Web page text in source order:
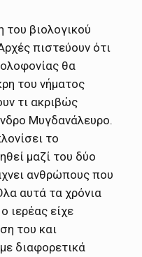
βιολογικού
πιστεύουν ότι
θα
του νήματος
τι ακριβώς
Μυγδανάλευρο.
το
μαζί του δύο
ανθρώπους που
αυτά τα χρόνια
ιερέας είχε
του και
διαφορετικά